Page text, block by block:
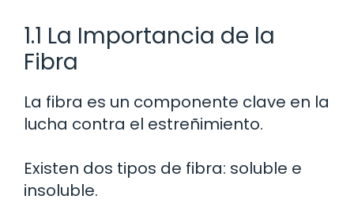
1.1 La Importancia de la
Fibra
La fibra es un componente clave en la
lucha contra el estreñimiento.
Existen dos tipos de fibra: soluble e
insoluble.